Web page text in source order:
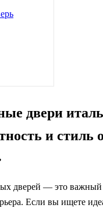
двери
и стиль
дверей — это важный
Если вы ищете